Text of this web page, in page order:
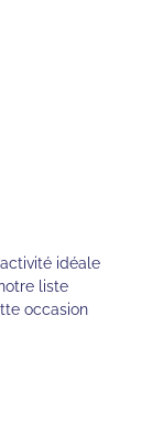
idéale
liste
occasion